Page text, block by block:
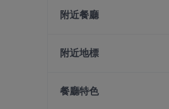
Yue Private Dining 悦私宴
Coastes
附近餐廳
The Mirabilis Bar @
1918 Heritage Bar
附近地標
British High Commission,
餐廳特色